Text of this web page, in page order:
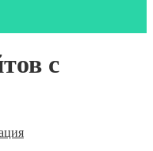
с